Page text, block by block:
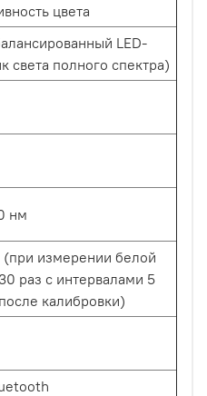
цвета
LED-
света полного спектра)
нм
(при измерении белой
раз с интервалами 5
калибровки)